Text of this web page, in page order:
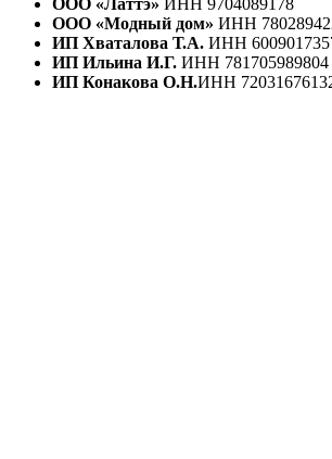
ООО «Латтэ» ИНН 9704089178
ООО «Модный дом» ИНН
ИП Хваталова Т.А. ИНН
ИП Ильина И.Г. ИНН 781705989804
ИП Конакова О.Н.ИНН